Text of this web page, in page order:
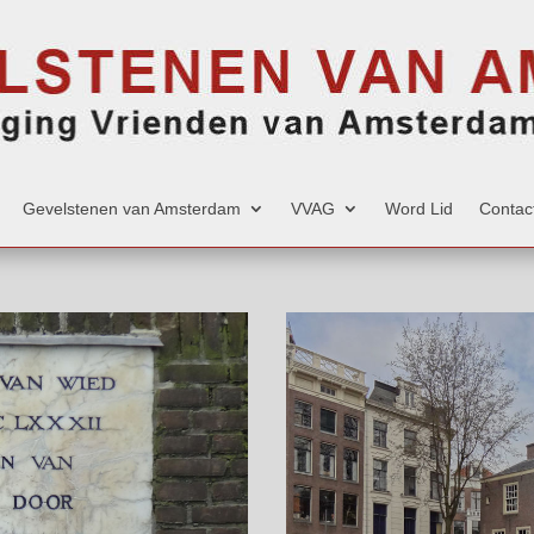
Gevelstenen van Amsterdam VVAG Word Lid